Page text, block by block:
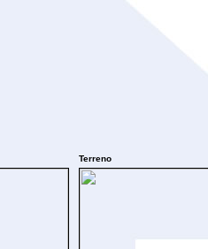
Terreno